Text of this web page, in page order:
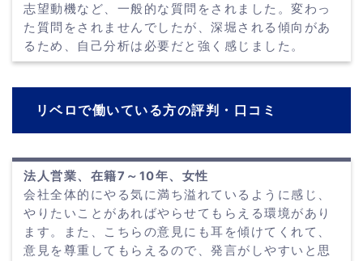
志望動機など、一般的な質問をされました。変わっ
た質問をされませんでしたが、深堀される傾向があ
るため、自己分析は必要だと強く感じました。
リベロで働いている方の評判・口コミ
法人営業、在籍7～10年、女性
会社全体的にやる気に満ち溢れているように感じ、
やりたいことがあればやらせてもらえる環境があり
ます。また、こちらの意見にも耳を傾けてくれて、
意見を尊重してもらえるので、発言がしやすいと思